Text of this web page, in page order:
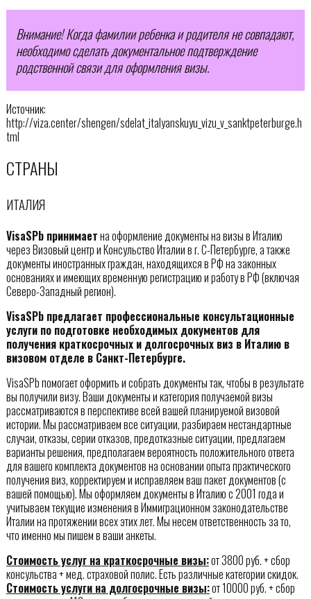
Внимание! Когда фамилии ребенка и родителя не совпадают,
необходимо сделать документальное подтверждение
родственной связи для оформления визы.
Источник:
http://viza.center/shengen/sdelat_italyanskuyu_vizu_v_sanktpeterburge.h
tml
СТРАНЫ
ИТАЛИЯ
VisaSPb принимаетна оформление документы на визы в Италию
через Визовый центр и Консульство Италии в г. С-Петербурге, а также
документы иностранных граждан, находящихся в РФ на законных
основаниях и имеющих временную регистрацию и работу в РФ (включая
Северо-Западный регион).
VisaSPb предлагает профессиональные консультационные
услуги по подготовке необходимых документов для
получения краткосрочных и долгосрочных виз в Италию в
визовом отделе в Санкт-Петербурге.
VisaSPb помогает оформить и собрать документы так, чтобы в результате
вы получили визу. Ваши документы и категория получаемой визы
рассматриваются в перспективе всей вашей планируемой визовой
истории. Мы рассматриваем все ситуации, разбираем нестандартные
случаи, отказы, серии отказов, предотказные ситуации, предлагаем
варианты решения, предполагаем вероятность положительного ответа
для вашего комплекта документов на основании опыта практического
получения виз, корректируем и исправляем ваш пакет документов (с
вашей помощью). Мы оформляем документы в Италию с 2001 года и
учитываем текущие изменения в Иммиграционном законодательстве
Италии на протяжении всех этих лет. Мы несем ответственность за то,
что именно мы пишем в ваши анкеты.
Стоимость услуг на краткосрочные визы:от 3800 руб. + сбор
консульства + мед. страховой полис. Есть различные категории скидок.
Стоимость услуги на долгосрочные визы:от 10000 руб. + сбор